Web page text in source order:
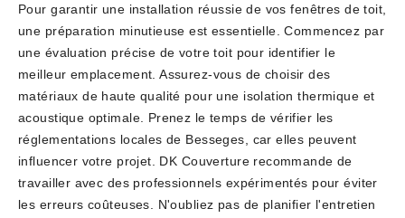
Pour garantir une installation réussie de vos fenêtres de toit,
une préparation minutieuse est essentielle. Commencez par
une évaluation précise de votre toit pour identifier le
meilleur emplacement. Assurez-vous de choisir des
matériaux de haute qualité pour une isolation thermique et
acoustique optimale. Prenez le temps de vérifier les
réglementations locales de Besseges, car elles peuvent
influencer votre projet. DK Couverture recommande de
travailler avec des professionnels expérimentés pour éviter
les erreurs coûteuses. N'oubliez pas de planifier l'entretien